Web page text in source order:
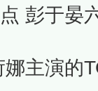
彭于晏
主演的